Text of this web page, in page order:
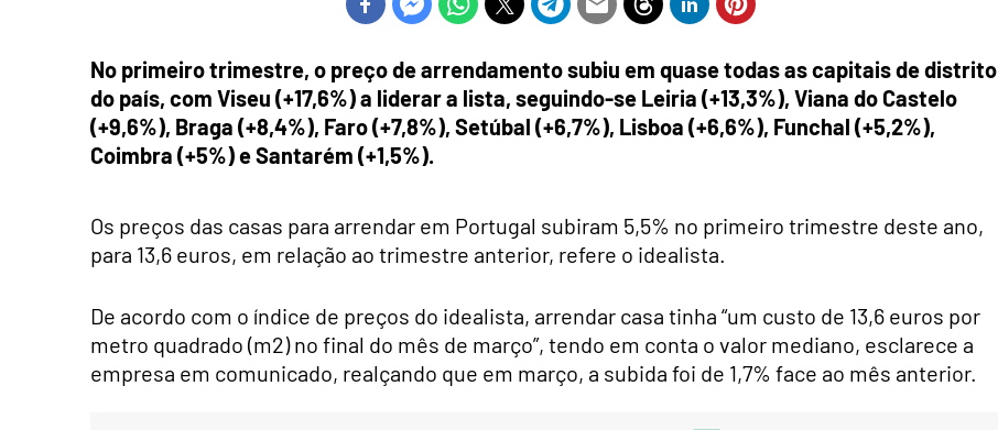
No primeiro trimestre, o preço de arrendamento subiu em quase todas as capitais de distrito
do país, com Viseu (+17,6%) a liderar a lista, seguindo-se Leiria (+13,3%), Viana do Castelo
(+9,6%), Braga (+8,4%), Faro (+7,8%), Setúbal (+6,7%), Lisboa (+6,6%), Funchal (+5,2%),
Coimbra (+5%) e Santarém (+1,5%).
Os preços das casas para arrendar em Portugal subiram 5,5% no primeiro trimestre deste ano,
para 13,6 euros, em relação ao trimestre anterior, refere o idealista.
De acordo com o índice de preços do idealista, arrendar casa tinha “um custo de 13,6 euros por
metro quadrado (m2) no final do mês de março”, tendo em conta o valor mediano, esclarece a
empresa em comunicado, realçando que em março, a subida foi de 1,7% face ao mês anterior.